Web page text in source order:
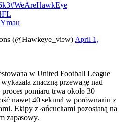
#WeAreHawkEye
(@Hawkeye_view) April 1,
w United Football League
znaczną przewagę nad
pomiaru trwa około 30
nawet 40 sekund w porównaniu z
Ekipy z łańcuchami pozostaną na
zapasowy.